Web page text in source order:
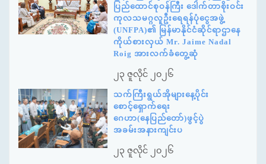
ပြည်ထောင်စုဝန်ကြီး ဒေါက်တာစိုးဝင်း
ကုလသမဂ္ဂလူဦးရေရန်ပုံငွေအဖွဲ့
(UNFPA)၏ မြန်မာနိုင်ငံဆိုင်ရာဌာနေ
ကိုယ်စားလှယ် Mr. Jaime Nadal
Roig အားလက်ခံတွေ့ဆုံ
၂၃ ဇူလိုင် ၂၀၂၆
သက်ကြီးရွယ်အိုများနေ့ပိုင်း
စောင့်ရှောက်ရေး
ဂေဟာ(နေပြည်တော်)ဖွင့်ပွဲ
အခမ်းအနားကျင်းပ
၂၃ ဇူလိုင် ၂၀၂၆